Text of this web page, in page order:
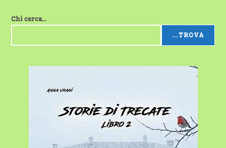
Chi cerca...
...TROVA